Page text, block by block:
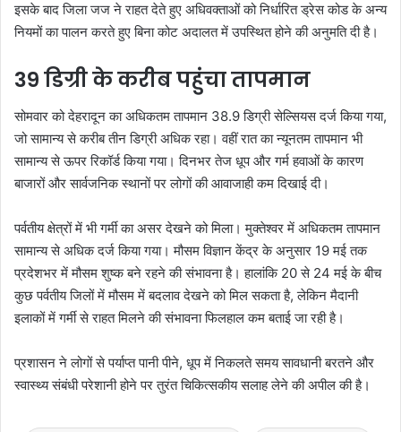
इसके बाद जिला जज ने राहत देते हुए अधिवक्ताओं को निर्धारित ड्रेस कोड के अन्य
नियमों का पालन करते हुए बिना कोट अदालत में उपस्थित होने की अनुमति दी है।
39 डिग्री के करीब पहुंचा तापमान
सोमवार को देहरादून का अधिकतम तापमान 38.9 डिग्री सेल्सियस दर्ज किया गया,
जो सामान्य से करीब तीन डिग्री अधिक रहा। वहीं रात का न्यूनतम तापमान भी
सामान्य से ऊपर रिकॉर्ड किया गया। दिनभर तेज धूप और गर्म हवाओं के कारण
बाजारों और सार्वजनिक स्थानों पर लोगों की आवाजाही कम दिखाई दी।
पर्वतीय क्षेत्रों में भी गर्मी का असर देखने को मिला। मुक्तेश्वर में अधिकतम तापमान
सामान्य से अधिक दर्ज किया गया। मौसम विज्ञान केंद्र के अनुसार 19 मई तक
प्रदेशभर में मौसम शुष्क बने रहने की संभावना है। हालांकि 20 से 24 मई के बीच
कुछ पर्वतीय जिलों में मौसम में बदलाव देखने को मिल सकता है, लेकिन मैदानी
इलाकों में गर्मी से राहत मिलने की संभावना फिलहाल कम बताई जा रही है।
प्रशासन ने लोगों से पर्याप्त पानी पीने, धूप में निकलते समय सावधानी बरतने और
स्वास्थ्य संबंधी परेशानी होने पर तुरंत चिकित्सकीय सलाह लेने की अपील की है।